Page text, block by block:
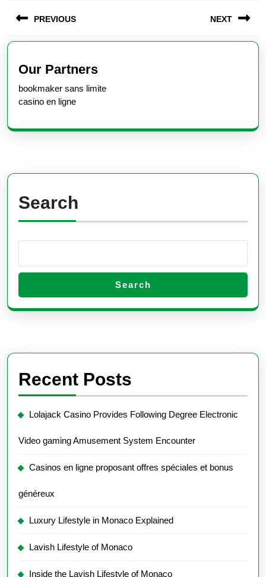
navigation
PREVIOUS
Previous
post:
NEXT
Our Partners
bookmaker sans limite
casino en ligne
Search
Search
Recent Posts
Lolajack Casino Provides Following Degree Electronic
Video gaming Amusement System Encounter
Casinos en ligne proposant offres spéciales et bonus
généreux
Luxury Lifestyle in Monaco Explained
Lavish Lifestyle of Monaco
Inside the Lavish Lifestyle of Monaco